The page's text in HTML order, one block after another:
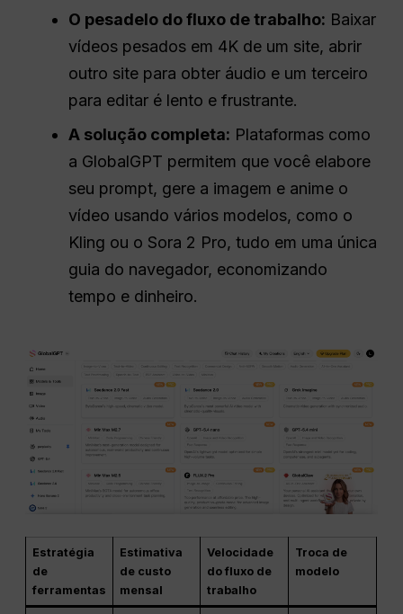
O pesadelo do fluxo de trabalho: Baixar
vídeos pesados em 4K de um site, abrir
outro site para obter áudio e um terceiro
para editar é lento e frustrante.
A solução completa: Plataformas como
a GlobalGPT permitem que você elabore
seu prompt, gere a imagem e anime o
vídeo usando vários modelos, como o
Kling ou o Sora 2 Pro, tudo em uma única
guia do navegador, economizando
tempo e dinheiro.
Estratégia
de
ferramentas
Estimativa
de custo
mensal
Velocidade
do fluxo de
trabalho
Troca de
modelo